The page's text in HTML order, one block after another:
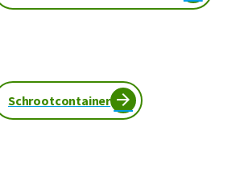
Schrootcontainer